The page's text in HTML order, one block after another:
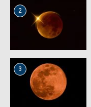
2
3